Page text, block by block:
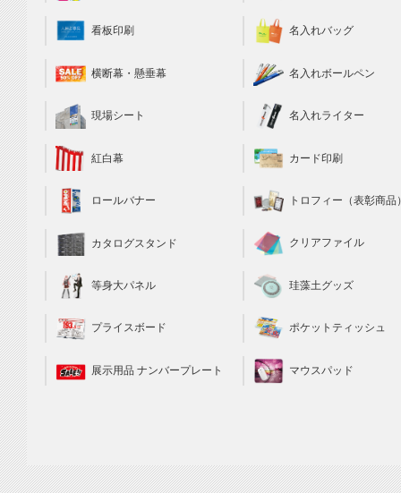
看板印刷
横断幕・懸垂幕
現場シート
紅白幕
ロールバナー
カタログスタンド
等身大パネル
プライスボード
展示用品 ナンバープレート
名入れバッグ
名入れボールペン
名入れライター
カード印刷
トロフィー（表彰商品
クリアファイル
珪藻土グッズ
ポケットティッシュ
マウスパッド